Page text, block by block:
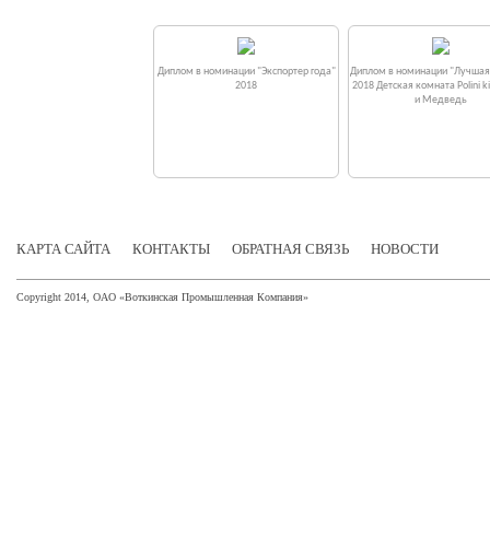
Диплом в номинации "Экспортер года"
2018
Диплом в номинации
2018 Детская комната Polini
и Медведь
КАРТА САЙТА КОНТАКТЫ ОБРАТНАЯ СВЯЗЬ НОВОСТИ
Copyright 2014, ОАО «Воткинская Промышленная Компания»